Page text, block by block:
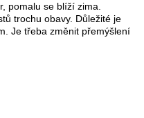
pomalu se blíží zima.
trochu obavy. Důležité je
Je třeba změnit přemýšlení